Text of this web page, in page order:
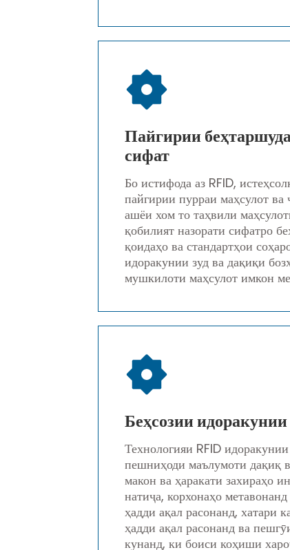
Пайгирии
сифат
Бо истифода аз RFID,
пайгирии пурраи маҳсулот ва
ашёи хом то таҳвили
қобилият назорати сифатро
қоидаҳо ва стандартҳои
идоракунии зуд ва дақиқи
мушкилоти маҳсулот имкон
Беҳсозии идоракунии
Технологияи RFID
пешниҳоди маълумоти дақиқ
макон ва ҳаракати захираҳо
натиҷа, корхонаҳо
ҳадди ақал расонанд, хатари
ҳадди ақал расонанд ва
кунанд, ки боиси коҳиши